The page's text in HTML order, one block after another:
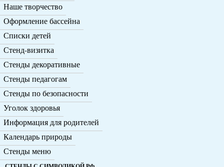
Наше творчество
Оформление бассейна
Списки детей
Стенд-визитка
Стенды декоративные
Стенды педагогам
Стенды по безопасности
Уголок здоровья
Информация для родителей
Календарь природы
Стенды меню